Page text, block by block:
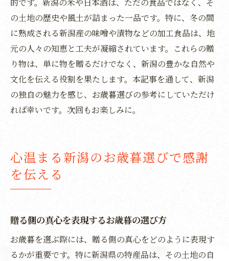
の土地の歴史や風土が詰まった一品です。特に、冬の間
に熟成される新潟産の味噌や漬物などの加工食品は、地
元の人々の知恵と工夫が凝縮されています。これらの贈
り物は、単に物を贈るだけでなく、新潟の豊かな自然や
文化を伝える役割を果たします。本記事を通して、新潟
の独自の魅力を感じ、お歳暮選びの参考にしていただけ
れば幸いです。次回もお楽しみに。
心温まる新潟のお歳暮選びで感謝
を伝える
贈る側の真心を表現するお歳暮の選び方
お歳暮を選ぶ際には、贈る側の真心をどのように表現す
るかが重要です。特に新潟県の特産品は、その土地の自